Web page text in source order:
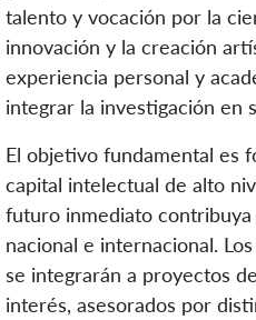
talento y vocación por la
innovación y la creación
experiencia personal y
integrar la investigación en
El objetivo fundamental es
capital intelectual de alto
futuro inmediato
nacional e internacional.
se integrarán a proyectos
interés, asesorados por